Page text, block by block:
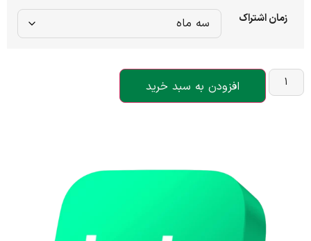
زمان اشتراک
افزودن به سبد خرید